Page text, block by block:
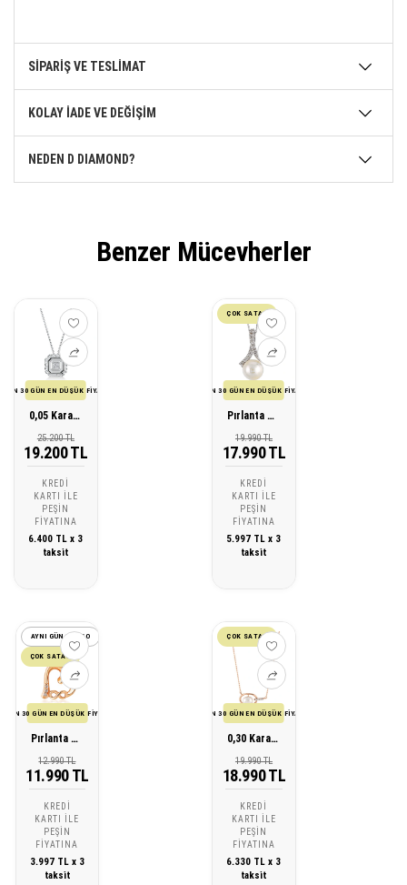
SİPARİŞ VE TESLİMAT
KOLAY İADE VE DEĞİŞİM
NEDEN D DIAMOND?
Benzer Mücevherler
SON 30 GÜN EN DÜŞÜK FİYATI
0,05 Karat Pırlanta Tasarım kolye
25.200 TL
19.200 TL
KREDI
KARTI ILE
PEŞIN
FIYATINA
6.400 TL x 3
taksit
ÇOK SATAN
SON 30 GÜN EN DÜŞÜK FİYATI
Pırlanta Tasarım İnci Kolye
19.990 TL
17.990 TL
KREDI
KARTI ILE
PEŞIN
FIYATINA
5.997 TL x 3
taksit
AYNI GÜN KARGO
ÇOK SATAN
SON 30 GÜN EN DÜŞÜK FİYATI
Pırlanta Altın Kalp Sonsuzluk Kolye
12.990 TL
11.990 TL
KREDI
KARTI ILE
PEŞIN
FIYATINA
3.997 TL x 3
taksit
ÇOK SATAN
SON 30 GÜN EN DÜŞÜK FİYATI
0,30 Karat Pırlanta İnci Kolye
19.990 TL
18.990 TL
KREDI
KARTI ILE
PEŞIN
FIYATINA
6.330 TL x 3
taksit